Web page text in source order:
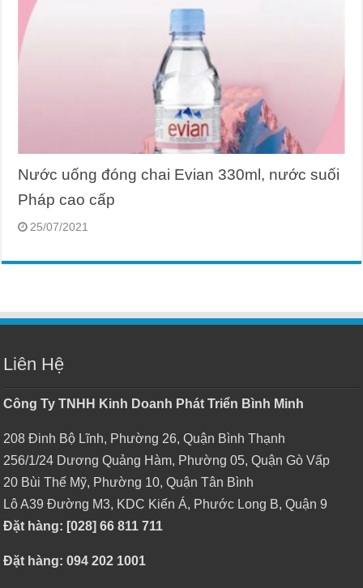
Nước uống đóng chai Evian 330ml, nước suối
Pháp cao cấp
25/07/2021
Liên Hệ
Công Ty TNHH Kinh Doanh Phát Triển Bình Minh
208 Đinh Bộ Lĩnh, Phường 26, Quận Bình Thạnh
256/1/24 Dương Quảng Hàm, Phường 05, Quận Gò Vấp
20 Bùi Thế Mỹ, Phường 10, Quận Tân Bình
Lô A39 Đường M3, KDC Kiến Á, Phước Long B, Quận 9
Đặt hàng: [028] 66 811 711
Đặt hàng: 094 202 1001